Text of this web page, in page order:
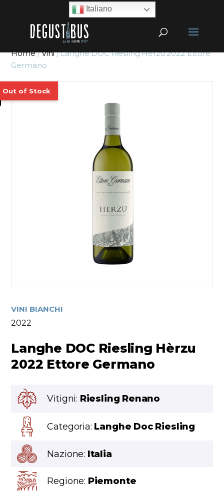
Home/Vini/ Langhe DOC Riesling Hèrzu 2022 Ettore
Germano
VINI BIANCHI
2022
Langhe DOC Riesling Hèrzu
2022 Ettore Germano
Vitigni: Riesling Renano
Categoria: Langhe Doc Riesling
Nazione: Italia
Regione: Piemonte
Italiano